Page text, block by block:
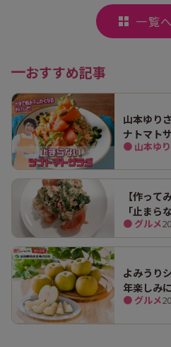
一覧
おすすめ記事
山本ゆり
ナトマト
● 山本ゆ
【作って
「止ま
ンマにう
● グルメ
よみうり
年楽しみ
（幸水）
● グルメ